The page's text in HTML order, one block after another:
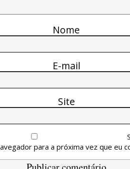
Nome
E-mail
Site
para a próxima vez que eu